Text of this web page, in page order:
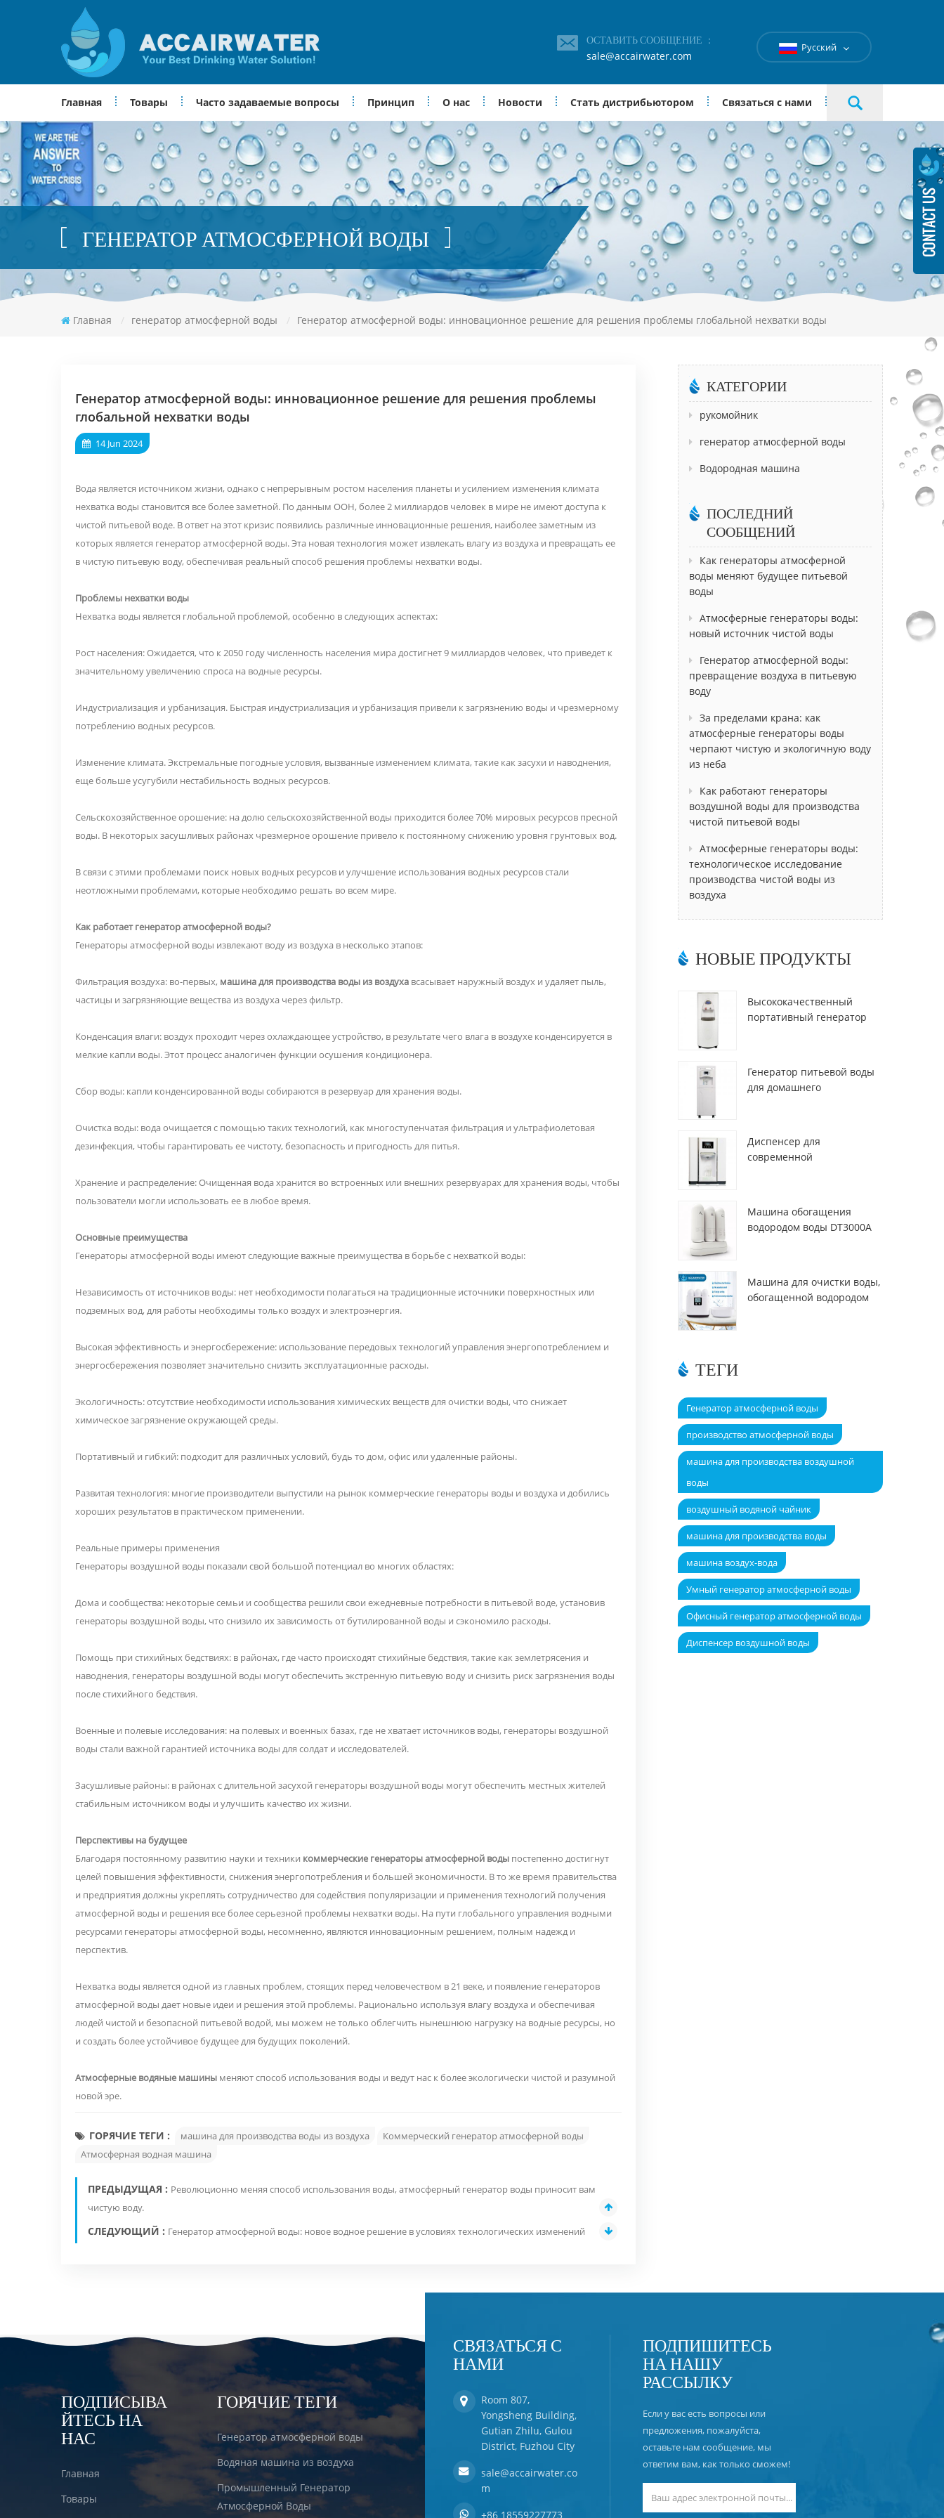
ОСТАВИТЬ СООБЩЕНИЕ ：
sale@accairwater.com
Русский
Главная Товары Часто задаваемые вопросы Принцип О нас Новости Стать дистрибьютором Связаться с нами
ГЕНЕРАТОР АТМОСФЕРНОЙ ВОДЫ
Главная / генератор атмосферной воды / Генератор атмосферной воды: инновационное решение для решения проблемы глобальной нехватки воды
Генератор атмосферной воды: инновационное решение для решения проблемы
глобальной нехватки воды
14 Jun 2024
Вода является источником жизни, однако с непрерывным ростом населения планеты и усилением изменения климата
нехватка воды становится все более заметной. По данным ООН, более 2 миллиардов человек в мире не имеют доступа к
чистой питьевой воде. В ответ на этот кризис появились различные инновационные решения, наиболее заметным из
которых является генератор атмосферной воды. Эта новая технология может извлекать влагу из воздуха и превращать ее
в чистую питьевую воду, обеспечивая реальный способ решения проблемы нехватки воды.
Проблемы нехватки воды
Нехватка воды является глобальной проблемой, особенно в следующих аспектах:
Рост населения: Ожидается, что к 2050 году численность населения мира достигнет 9 миллиардов человек, что приведет к
значительному увеличению спроса на водные ресурсы.
Индустриализация и урбанизация. Быстрая индустриализация и урбанизация привели к загрязнению воды и чрезмерному
потреблению водных ресурсов.
Изменение климата. Экстремальные погодные условия, вызванные изменением климата, такие как засухи и наводнения,
еще больше усугубили нестабильность водных ресурсов.
Сельскохозяйственное орошение: на долю сельскохозяйственной воды приходится более 70% мировых ресурсов пресной
воды. В некоторых засушливых районах чрезмерное орошение привело к постоянному снижению уровня грунтовых вод.
В связи с этими проблемами поиск новых водных ресурсов и улучшение использования водных ресурсов стали
неотложными проблемами, которые необходимо решать во всем мире.
Как работает генератор атмосферной воды?
Генераторы атмосферной воды извлекают воду из воздуха в несколько этапов:
Фильтрация воздуха: во-первых, машина для производства воды из воздуха всасывает наружный воздух и удаляет пыль,
частицы и загрязняющие вещества из воздуха через фильтр.
Конденсация влаги: воздух проходит через охлаждающее устройство, в результате чего влага в воздухе конденсируется в
мелкие капли воды. Этот процесс аналогичен функции осушения кондиционера.
Сбор воды: капли конденсированной воды собираются в резервуар для хранения воды.
Очистка воды: вода очищается с помощью таких технологий, как многоступенчатая фильтрация и ультрафиолетовая
дезинфекция, чтобы гарантировать ее чистоту, безопасность и пригодность для питья.
Хранение и распределение: Очищенная вода хранится во встроенных или внешних резервуарах для хранения воды, чтобы
пользователи могли использовать ее в любое время.
Основные преимущества
Генераторы атмосферной воды имеют следующие важные преимущества в борьбе с нехваткой воды:
Независимость от источников воды: нет необходимости полагаться на традиционные источники поверхностных или
подземных вод, для работы необходимы только воздух и электроэнергия.
Высокая эффективность и энергосбережение: использование передовых технологий управления энергопотреблением и
энергосбережения позволяет значительно снизить эксплуатационные расходы.
Экологичность: отсутствие необходимости использования химических веществ для очистки воды, что снижает
химическое загрязнение окружающей среды.
Портативный и гибкий: подходит для различных условий, будь то дом, офис или удаленные районы.
Развитая технология: многие производители выпустили на рынок коммерческие генераторы воды и воздуха и добились
хороших результатов в практическом применении.
Реальные примеры применения
Генераторы воздушной воды показали свой большой потенциал во многих областях:
Дома и сообщества: некоторые семьи и сообщества решили свои ежедневные потребности в питьевой воде, установив
генераторы воздушной воды, что снизило их зависимость от бутилированной воды и сэкономило расходы.
Помощь при стихийных бедствиях: в районах, где часто происходят стихийные бедствия, такие как землетрясения и
наводнения, генераторы воздушной воды могут обеспечить экстренную питьевую воду и снизить риск загрязнения воды
после стихийного бедствия.
Военные и полевые исследования: на полевых и военных базах, где не хватает источников воды, генераторы воздушной
воды стали важной гарантией источника воды для солдат и исследователей.
Засушливые районы: в районах с длительной засухой генераторы воздушной воды могут обеспечить местных жителей
стабильным источником воды и улучшить качество их жизни.
Перспективы на будущее
Благодаря постоянному развитию науки и техники коммерческие генераторы атмосферной воды постепенно достигнут
целей повышения эффективности, снижения энергопотребления и большей экономичности. В то же время правительства
и предприятия должны укреплять сотрудничество для содействия популяризации и применения технологий получения
атмосферной воды и решения все более серьезной проблемы нехватки воды. На пути глобального управления водными
ресурсами генераторы атмосферной воды, несомненно, являются инновационным решением, полным надежд и
перспектив.
Нехватка воды является одной из главных проблем, стоящих перед человечеством в 21 веке, и появление генераторов
атмосферной воды дает новые идеи и решения этой проблемы. Рационально используя влагу воздуха и обеспечивая
людей чистой и безопасной питьевой водой, мы можем не только облегчить нынешнюю нагрузку на водные ресурсы, но
и создать более устойчивое будущее для будущих поколений.
Атмосферные водяные машины меняют способ использования воды и ведут нас к более экологически чистой и разумной
новой эре.
ГОРЯЧИЕ ТЕГИ : машина для производства воды из воздуха
Коммерческий генератор атмосферной воды
Атмосферная водная машина
ПРЕДЫДУЩАЯ : Революционно меняя способ использования воды, атмосферный генератор воды приносит вам
чистую воду.
СЛЕДУЮЩИЙ : Генератор атмосферной воды: новое водное решение в условиях технологических изменений
КАТЕГОРИИ
рукомойник
генератор атмосферной воды
Водородная машина
ПОСЛЕДНИЙ
СООБЩЕНИЙ
Как генераторы атмосферной
воды меняют будущее питьевой
воды
Атмосферные генераторы воды:
новый источник чистой воды
Генератор атмосферной воды:
превращение воздуха в питьевую
воду
За пределами крана: как
атмосферные генераторы воды
черпают чистую и экологичную воду
из неба
Как работают генераторы
воздушной воды для производства
чистой питьевой воды
Атмосферные генераторы воды:
технологическое исследование
производства чистой воды из
воздуха
НОВЫЕ ПРОДУКТЫ
Высококачественный
портативный генератор
Генератор питьевой воды
для домашнего
Диспенсер для
современной
Машина обогащения
водородом воды DT3000A
Машина для очистки воды,
обогащенной водородом
ТЕГИ
Генератор атмосферной воды
производство атмосферной воды
машина для производства воздушной
воды
воздушный водяной чайник
машина для производства воды
машина воздух-вода
Умный генератор атмосферной воды
Офисный генератор атмосферной воды
Диспенсер воздушной воды
ПОДПИСЫВА
ЙТЕСЬ НА
НАС
Главная
Товары
ГОРЯЧИЕ ТЕГИ
Генератор атмосферной воды
Водяная машина из воздуха
Промышленный Генератор
Атмосферной Воды
СВЯЗАТЬСЯ С
НАМИ
Room 807,
Yongsheng Building,
Gutian Zhilu, Gulou
District, Fuzhou City
sale@accairwater.co
m
+86 18559227773
ПОДПИШИТЕСЬ
НА НАШУ
РАССЫЛКУ
Если у вас есть вопросы или
предложения, пожалуйста,
оставьте нам сообщение, мы
ответим вам, как только сможем!